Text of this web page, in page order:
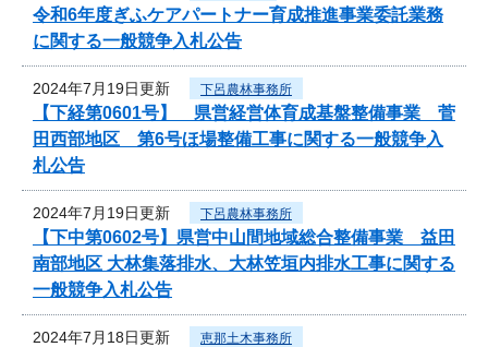
令和6年度ぎふケアパートナー育成推進事業委託業務
に関する一般競争入札公告
2024年7月19日更新 下呂農林事務所
【下経第0601号】 県営経営体育成基盤整備事業 菅
田西部地区 第6号ほ場整備工事に関する一般競争入
札公告
2024年7月19日更新 下呂農林事務所
【下中第0602号】県営中山間地域総合整備事業 益田
南部地区 大林集落排水、大林笠垣内排水工事に関する
一般競争入札公告
2024年7月18日更新 恵那土木事務所